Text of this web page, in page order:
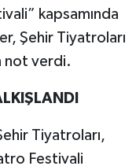
kapsamında
Şehir Tiyatroları
not verdi.
Tiyatroları,
Festivali